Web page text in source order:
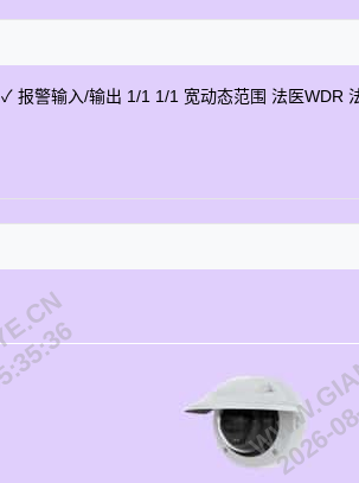
报警输入/输出 1/1 1/1 宽动态范围 法医WDR